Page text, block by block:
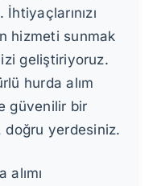
hizmeti sunmak
geliştiriyoruz.
hurda alım
güvenilir bir
doğru yerdesiniz.